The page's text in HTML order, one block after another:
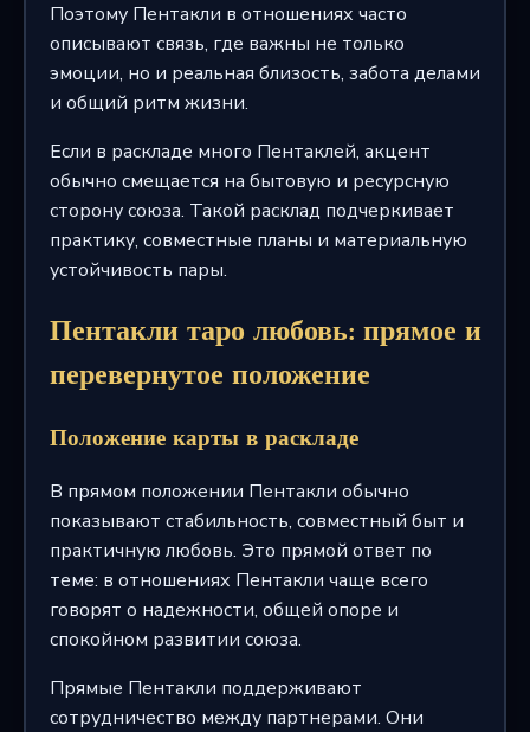
Поэтому Пентакли в отношениях часто
описывают связь, где важны не только
эмоции, но и реальная близость, забота делами
и общий ритм жизни.
Если в раскладе много Пентаклей, акцент
обычно смещается на бытовую и ресурсную
сторону союза. Такой расклад подчеркивает
практику, совместные планы и материальную
устойчивость пары.
Пентакли таро любовь: прямое и
перевернутое положение
Положение карты в раскладе
В прямом положении Пентакли обычно
показывают стабильность, совместный быт и
практичную любовь. Это прямой ответ по
теме: в отношениях Пентакли чаще всего
говорят о надежности, общей опоре и
спокойном развитии союза.
Прямые Пентакли поддерживают
сотрудничество между партнерами. Они